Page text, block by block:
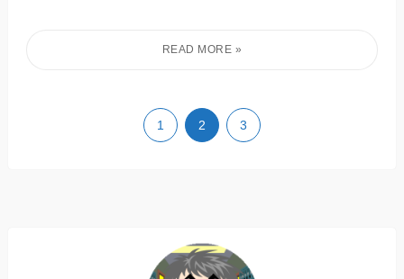
1 2 3